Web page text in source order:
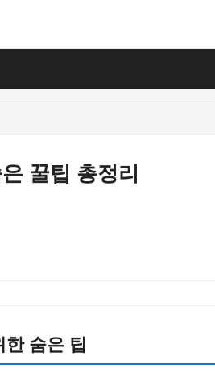
꿀팁 총정리
한 숨은 팁